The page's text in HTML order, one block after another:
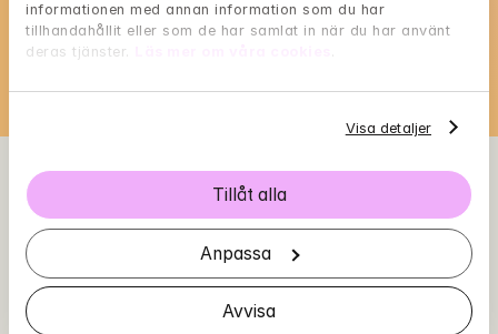
informationen med annan information som du har
tillhandahållit eller som de har samlat in när du har använt
deras tjänster.
Visa detaljer
Tillåt alla
Anpassa
Avvisa
Loading...